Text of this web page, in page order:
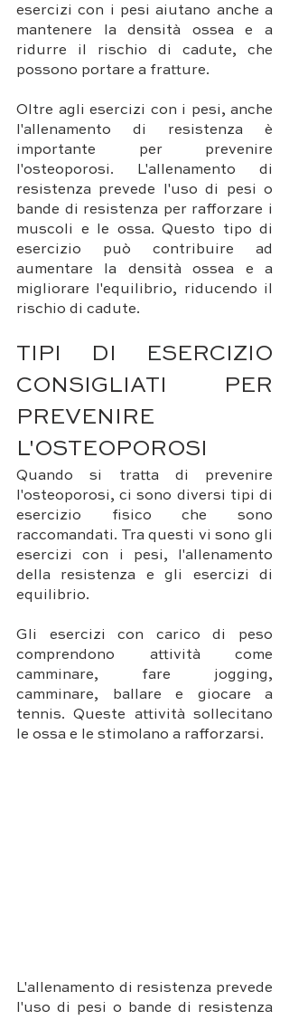
esercizi con i pesi aiutano anche a
mantenere la densità ossea e a
ridurre il rischio di cadute, che
possono portare a fratture.
Oltre agli esercizi con i pesi, anche
l'allenamento di resistenza è
importante per prevenire
l'osteoporosi. L'allenamento di
resistenza prevede l'uso di pesi o
bande di resistenza per rafforzare i
muscoli e le ossa. Questo tipo di
esercizio può contribuire ad
aumentare la densità ossea e a
migliorare l'equilibrio, riducendo il
rischio di cadute.
TIPI DI ESERCIZIO
CONSIGLIATI PER
PREVENIRE
L'OSTEOPOROSI
Quando si tratta di prevenire
l'osteoporosi, ci sono diversi tipi di
esercizio fisico che sono
raccomandati. Tra questi vi sono gli
esercizi con i pesi, l'allenamento
della resistenza e gli esercizi di
equilibrio.
Gli esercizi con carico di peso
comprendono attività come
camminare, fare jogging,
camminare, ballare e giocare a
tennis. Queste attività sollecitano
le ossa e le stimolano a rafforzarsi.
L'allenamento di resistenza prevede
l'uso di pesi o bande di resistenza